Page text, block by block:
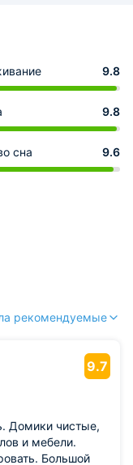
9.8
9.8
сна 9.6
рекомендуемые
9.7
Домики чистые,
и мебели.
Большой